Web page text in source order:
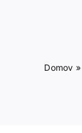
Domov